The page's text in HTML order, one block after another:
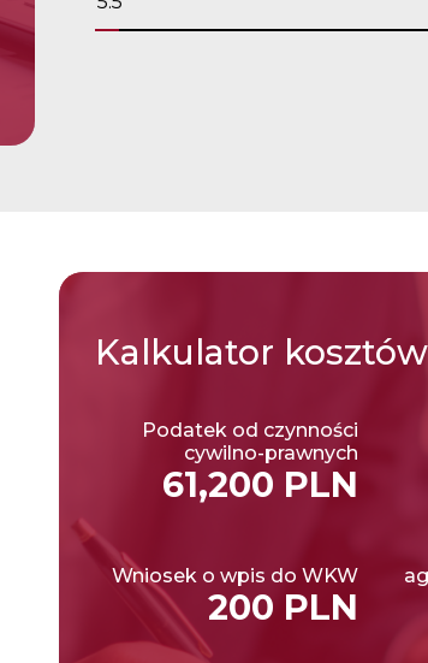
Kalkulator kosztów
Podatek od czynności
cywilno-prawnych
61,200 PLN
Wniosek o wpis do WKW
200 PLN